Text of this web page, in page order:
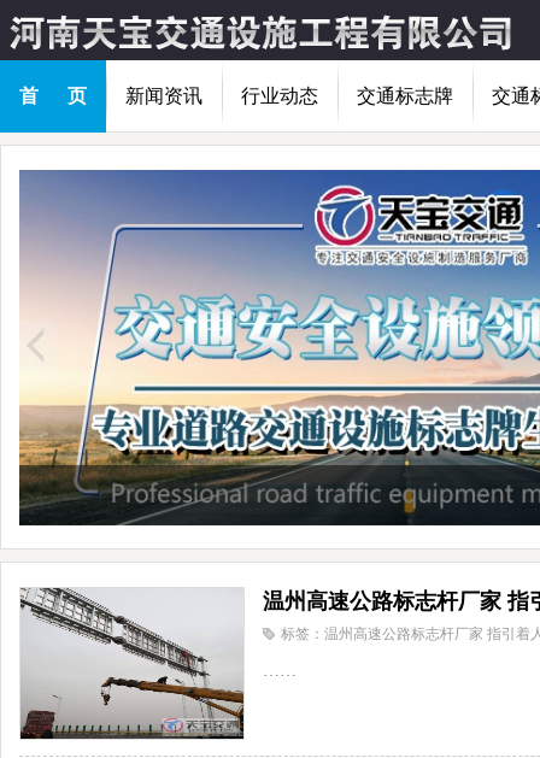
首 页 新闻资讯 行业动态 交通标志牌 交通
温州高速公路标志杆厂家 指
标签：温州高速公路标志杆厂家 指引着
……